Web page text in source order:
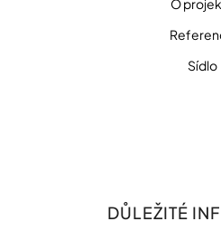
O
Sídlo
DŮLEŽITÉ